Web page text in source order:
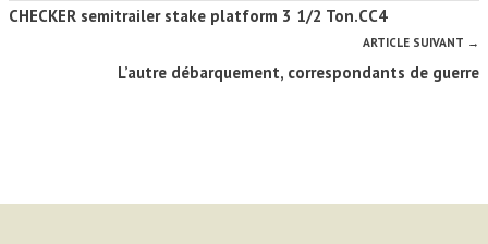
CHECKER semitrailer stake platform 3 1/2 Ton.CC4
ARTICLE SUIVANT →
L’autre débarquement, correspondants de guerre